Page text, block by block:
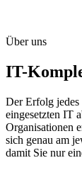
Über uns
IT-
Der Erfolg jedes
eingesetzten IT
Organisationen
sich genau am
damit Sie nur